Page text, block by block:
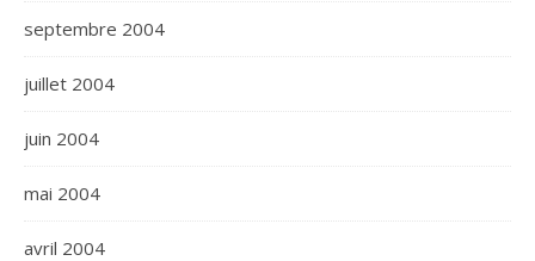
septembre 2004
juillet 2004
juin 2004
mai 2004
avril 2004